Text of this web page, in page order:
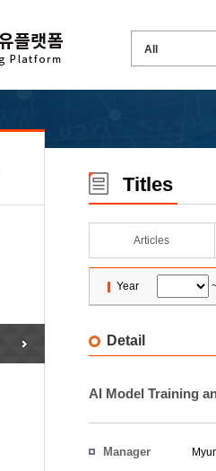
Titles
Articles
Year
Detail
AI Model Training
Manager